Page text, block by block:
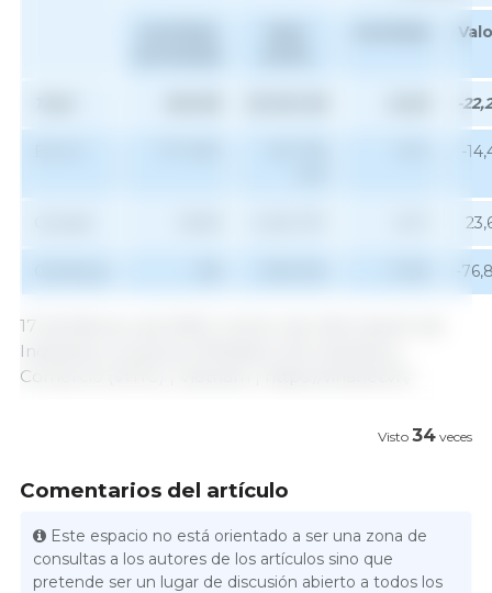
-
-
-
17 de febrero de 2025 | Centro de Información de
Industria y Comercio Ministerio de Industria y
Comercio (VITIC) | Vietnam | https://vinanet.vn/
Visto 34 veces
Comentarios del artículo
Este espacio no está orientado a ser una zona de
consultas a los autores de los artículos sino que
pretende ser un lugar de discusión abierto a todos los